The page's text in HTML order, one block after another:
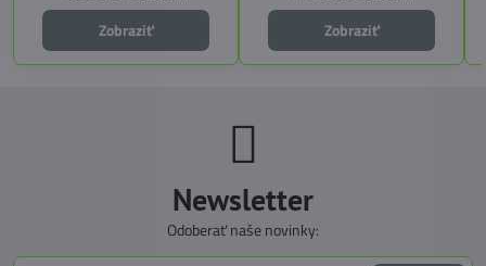
Zobraziť
technologické inovácie. Ideálna
voľba pre tých, ktorí hľadajú luxus,
funkčnosť a slobodu na cestách.
Zobraziť
Newsletter
Odoberať naše novinky: